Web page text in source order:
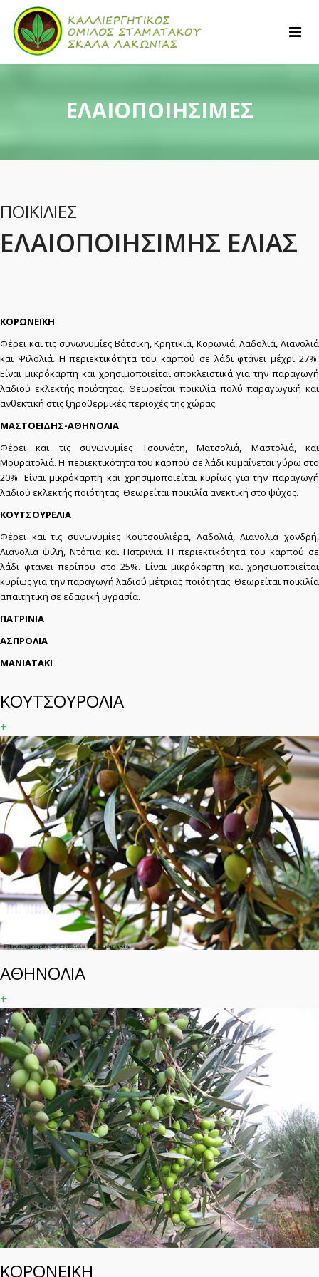
ΕΛΑΙΟΠΟΙΗΣΙΜΕΣ
ΠΟΙΚΙΛΙΕΣ
ΕΛΑΙΟΠΟΙΗΣΙΜΗΣ ΕΛΙΑΣ
ΚΟΡΩΝΕΪΚΗ
Φέρει και τις συνωνυμίες Βάτσικη, Κρητικιά, Κορωνιά, Λαδολιά, Λιανολιά
και Ψιλολιά. Η περιεκτικότητα του καρπού σε λάδι φτάνει μέχρι 27%.
Είναι μικρόκαρπη και χρησιμοποιείται αποκλειστικά για την παραγωγή
λαδιού εκλεκτής ποιότητας. Θεωρείται ποικιλία πολύ παραγωγική και
ανθεκτική στις ξηροθερμικές περιοχές της χώρας.
ΜΑΣΤΟΕΙΔΗΣ-ΑΘΗΝΟΛΙΑ
Φέρει και τις συνωνυμίες Τσουνάτη, Ματσολιά, Μαστολιά, και
Μουρατολιά. Η περιεκτικότητα του καρπού σε λάδι κυμαίνεται γύρω στο
20%. Είναι μικρόκαρπη και χρησιμοποιείται κυρίως για την παραγωγή
λαδιού εκλεκτής ποιότητας. Θεωρείται ποικιλία ανεκτική στο ψύχος.
ΚΟΥΤΣΟΥΡΕΛΙΑ
Φέρει και τις συνωνυμίες Κουτσουλιέρα, Λαδολιά, Λιανολιά χονδρή,
Λιανολιά ψιλή, Ντόπια και Πατρινιά. Η περιεκτικότητα του καρπού σε
λάδι φτάνει περίπου στο 25%. Είναι μικρόκαρπη και χρησιμοποιείται
κυρίως για την παραγωγή λαδιού μέτριας ποιότητας. Θεωρείται ποικιλία
απαιτητική σε εδαφική υγρασία.
ΠΑΤΡΙΝΙΑ
ΑΣΠΡΟΛΙΑ
ΜΑΝΙΑΤΑΚΙ
ΚΟΥΤΣΟΥΡΟΛΙΑ
+
ΑΘΗΝΟΛΙΑ
+
ΚΟΡΟΝΕΙΚΗ